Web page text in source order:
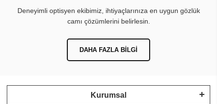
Deneyimli optisyen ekibimiz, ihtiyaçlarınıza en uygun gözlük
camı çözümlerini belirlesin.
DAHA FAZLA BILGI
Kurumsal